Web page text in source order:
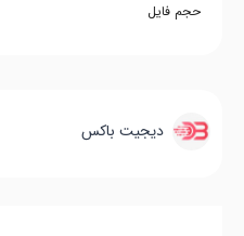
حجم فایل
دیجیت باکس